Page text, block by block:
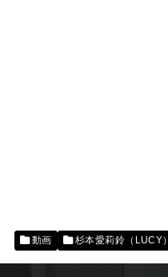
動画 杉本愛莉鈴（LUCY）